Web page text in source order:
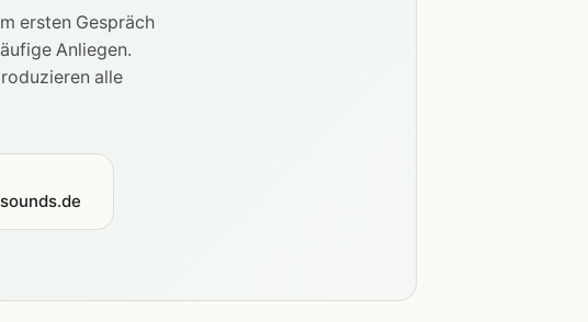
ersten Gespräch
Anliegen.
alle